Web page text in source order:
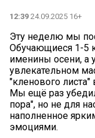
12:39 24.09.2025 16+
Эту неделю мы
Обучающиеся 1-5
именины осени, а
увлекательном
"кленового листа"
Мы ещё раз
пора", но не для
наполненное
эмоциями.